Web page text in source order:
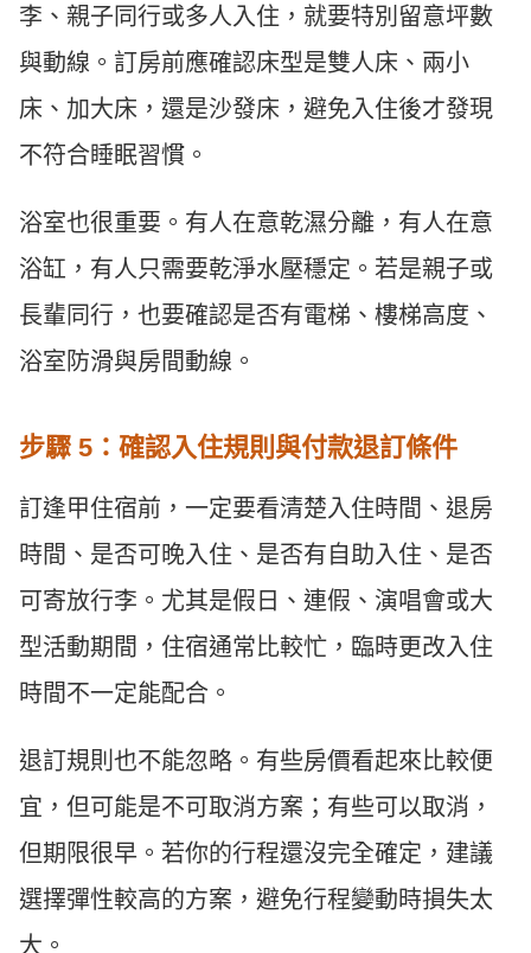
李、親子同行或多人入住，就要特別留意坪數
與動線。訂房前應確認床型是雙人床、兩小
床、加大床，還是沙發床，避免入住後才發現
不符合睡眠習慣。
浴室也很重要。有人在意乾濕分離，有人在意
浴缸，有人只需要乾淨水壓穩定。若是親子或
長輩同行，也要確認是否有電梯、樓梯高度、
浴室防滑與房間動線。
步驟 5：確認入住規則與付款退訂條件
訂逢甲住宿前，一定要看清楚入住時間、退房
時間、是否可晚入住、是否有自助入住、是否
可寄放行李。尤其是假日、連假、演唱會或大
型活動期間，住宿通常比較忙，臨時更改入住
時間不一定能配合。
退訂規則也不能忽略。有些房價看起來比較便
宜，但可能是不可取消方案；有些可以取消，
但期限很早。若你的行程還沒完全確定，建議
選擇彈性較高的方案，避免行程變動時損失太
大。